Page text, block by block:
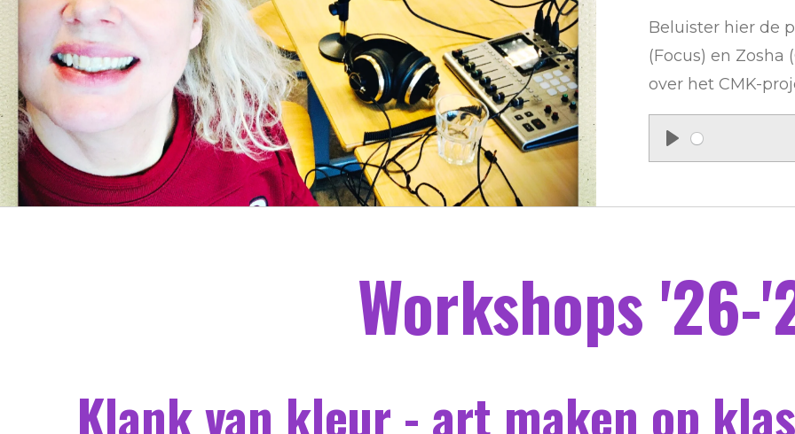
Beluister hier de
(Focus) en Zosha
over het CMK-
P
a
Workshops '26-
Klank van kleur - art maken op